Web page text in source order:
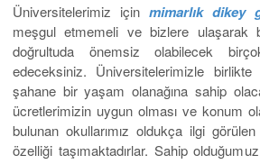
Üniversitelerimiz için mimarlık dikey
meşgul etmemeli ve bizlere ulaşarak
doğrultuda önemsiz olabilecek
edeceksiniz. Üniversitelerimizle
şahane bir yaşam olanağına sahip
ücretlerimizin uygun olması ve konum
bulunan okullarımız oldukça ilgi
özelliği taşımaktadırlar. Sahip